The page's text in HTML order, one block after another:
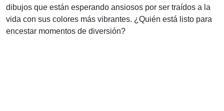
dibujos que están esperando ansiosos por ser traídos a la
vida con sus colores más vibrantes. ¿Quién está listo para
encestar momentos de diversión?